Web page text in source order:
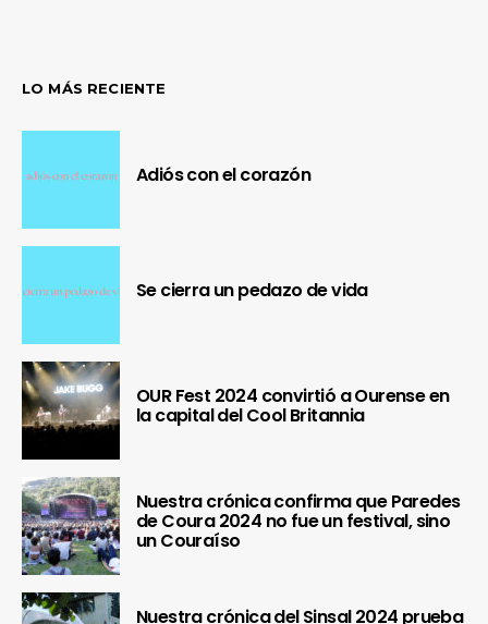
LO MÁS RECIENTE
Adiós con el corazón
Se cierra un pedazo de vida
OUR Fest 2024 convirtió a Ourense en
la capital del Cool Britannia
Nuestra crónica confirma que Paredes
de Coura 2024 no fue un festival, sino
un Couraíso
Nuestra crónica del Sinsal 2024 prueba